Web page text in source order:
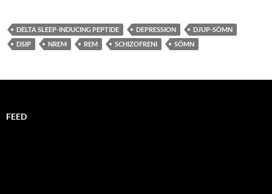
DELTA SLEEP-INDUCING PEPTIDE DEPRESSION
DJUP-SÖMN
DSIP
NREM REM SCHIZOFRENI SÖMN
FEED